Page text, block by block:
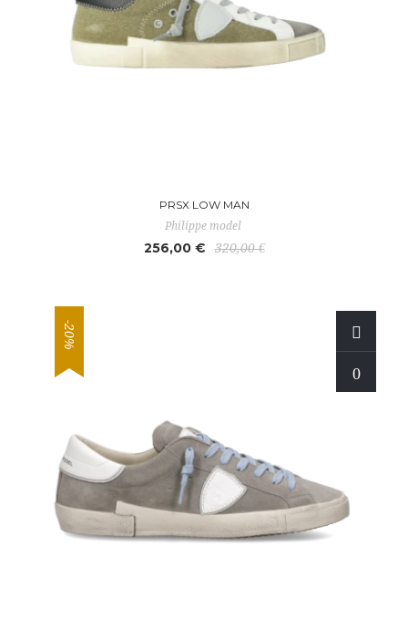
PRSX LOW MAN
Philippe model
256,00 € 320,00 €
-20%